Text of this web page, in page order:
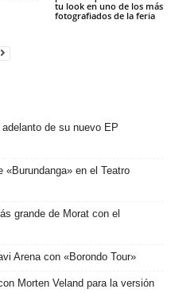
tu look en uno de los más
fotografiados de la feria
adelanto de su nuevo EP
en el Teatro
grande de Morat con el
Arena con «Borondo Tour»
Morten Veland para la versión